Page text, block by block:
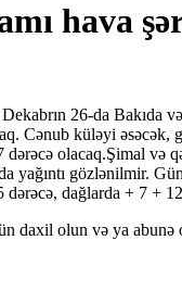
hava
26-da Bakıda
Cənub küləyi əsəcək,
dərəcə olacaq.Şimal və
yağıntı gözlənilmir.
dərəcə, dağlarda + 7 +
daxil olun və ya abunə